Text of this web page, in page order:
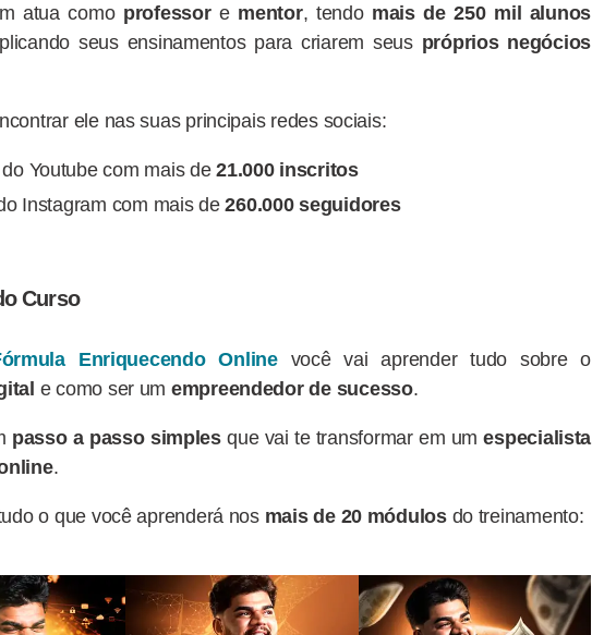
atua comoprofessore mentor, tendo mais de 250 mil alunos
seus ensinamentos para criarem seus próprios negócios
ele nas suas principais redes sociais:
Youtube com mais de21.000 inscritos
Instagram com mais de260.000 seguidores
Curso
Enriquecendo Onlinevocê vai aprender tudo sobre o
e como ser um empreendedor de sucesso.
passo a passo simplesque vai te transformar em umespecialista
.
o que você aprenderá nos mais de 20 módulos do treinamento: